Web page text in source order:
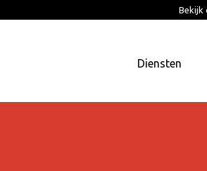
Bekijk
Diensten